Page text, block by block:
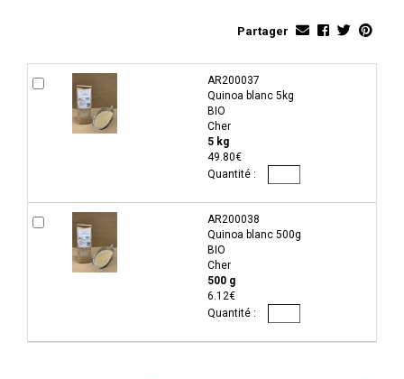
Partager
AR200037
Quinoa blanc 5kg
BIO
Cher
5 kg
49.80€
AR200038
Quinoa blanc 500g
BIO
Cher
500 g
6.12€